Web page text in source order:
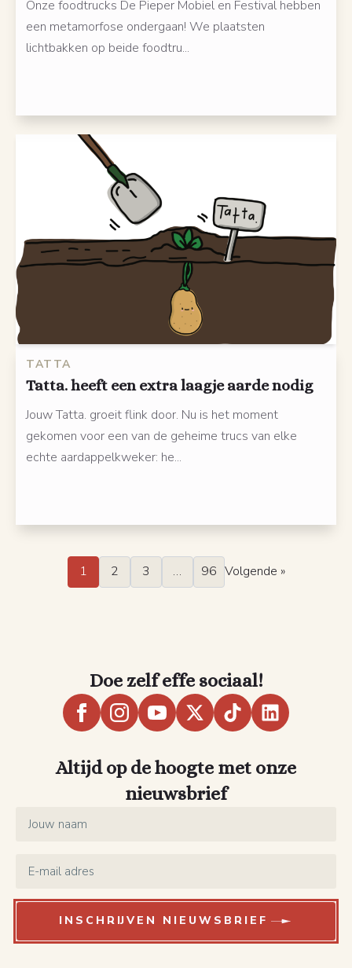
Onze foodtrucks De Pieper Mobiel en Festival hebben
een metamorfose ondergaan! We plaatsten
lichtbakken op beide foodtru...
TATTA
Tatta. heeft een extra laagje aarde nodig
Jouw Tatta. groeit flink door. Nu is het moment
gekomen voor een van de geheime trucs van elke
echte aardappelkweker: he...
1 2 3 … 96 Volgende »
Doe zelf effe sociaal!
Altijd op de hoogte met onze
nieuwsbrief
INSCHRIJVEN NIEUWSBRIEF